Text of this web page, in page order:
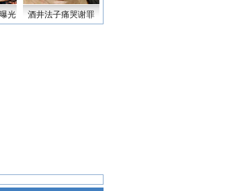
光 酒井法子痛哭谢罪